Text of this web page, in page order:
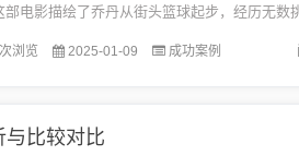
电影描绘了乔丹从街头篮球起步，经历无数
的奋斗历程。影片展现了乔丹的激情、毅力和
浏览 2025-01-09 成功案例
与比较对比